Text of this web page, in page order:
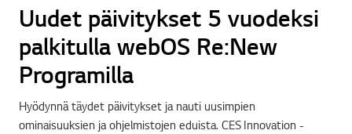
Uudet päivitykset 5 vuodeksi
palkitulla webOS Re:New
Programilla
Hyödynnä täydet päivitykset ja nauti uusimpien
ominaisuuksien ja ohjelmistojen eduista. CES Innovation -